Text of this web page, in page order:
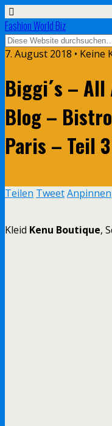
Fashion World Biz
7. August 2018 • Keine
Biggi´s – All
Blog –
Paris – Teil 3
Teilen TweetAnpinnen
Kleid Kenu Boutique,